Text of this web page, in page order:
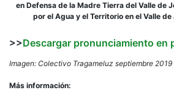
en Defensa de la Madre Tierra del Valle de
por el Agua y el Territorio en el Valle de
>>Descargar pronunciamiento en
Imagen: Colectivo Tragameluz septiembre 2019
Más información: